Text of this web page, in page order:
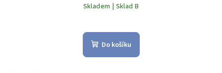
Skladem | Sklad B
Do košíku